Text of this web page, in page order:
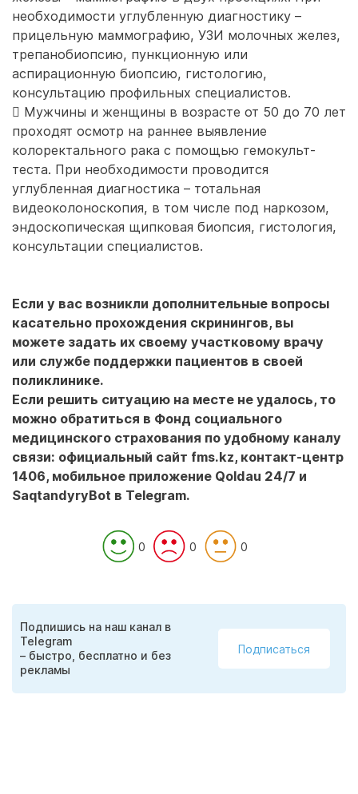
необходимости углубленную диагностику –
прицельную маммографию, УЗИ молочных желез,
трепанобиопсию, пункционную или
аспирационную биопсию, гистологию,
консультацию профильных специалистов.
 Мужчины и женщины в возрасте от 50 до 70 лет
проходят осмотр на раннее выявление
колоректального рака с помощью гемокульт-
теста. При необходимости проводится
углубленная диагностика – тотальная
видеоколоноскопия, в том числе под наркозом,
эндоскопическая щипковая биопсия, гистология,
консультации специалистов.
Если у вас возникли дополнительные вопросы
касательно прохождения скринингов, вы
можете задать их своему участковому врачу
или службе поддержки пациентов в своей
поликлинике.
Если решить ситуацию на месте не удалось, то
можно обратиться в Фонд социального
медицинского страхования по удобному каналу
связи: официальный сайт fms.kz, контакт-центр
1406, мобильное приложение Qoldau 24/7 и
SaqtandyryBot в Telegram.
0 0 0
Подпишись на наш канал в
Telegram
– быстро, бесплатно и без
рекламы
Подписаться